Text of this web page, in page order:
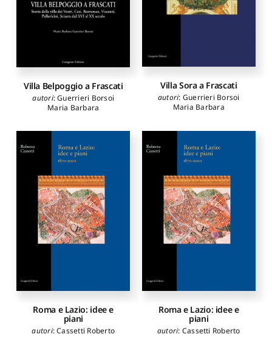
Villa Belpoggio a Frascati
autori:Guerrieri Borsoi
Maria Barbara
Villa Sora a Frascati
autori: Guerrieri Borsoi
Maria Barbara
Roma e Lazio: idee e
piani
autori:Cassetti Roberto
Roma e Lazio: idee e
piani
autori: Cassetti Roberto